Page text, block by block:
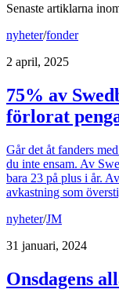
Senaste artiklarna
nyheter/fonder
2 april, 2025
75% av
förlorat
Går det åt fanders
du inte ensam. Av
bara 23 på plus i år.
avkastning som
nyheter/JM
31 januari, 2024
Onsdagens